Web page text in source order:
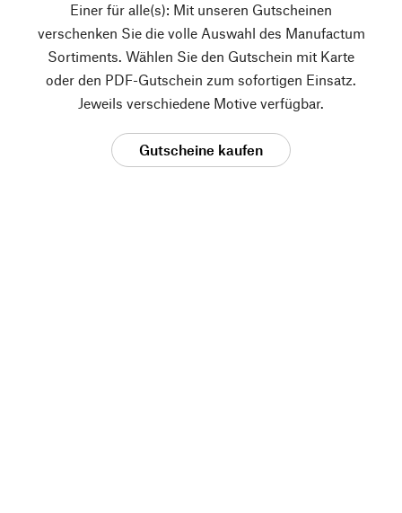
Einer für alle(s): Mit unseren Gutscheinen
verschenken Sie die volle Auswahl des Manufactum
Sortiments. Wählen Sie den Gutschein mit Karte
oder den PDF-Gutschein zum sofortigen Einsatz.
Jeweils verschiedene Motive verfügbar.
Gutscheine kaufen